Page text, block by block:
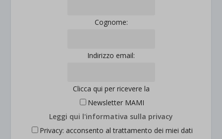
Cognome:
Indirizzo email:
Clicca qui per ricevere la
Newsletter MAMI
Leggi qui l'informativa sulla privacy
Privacy: acconsento al trattamento dei miei dati